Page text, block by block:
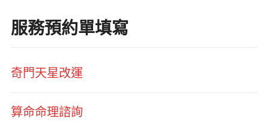
服務預約單填寫
奇門天星改運
算命命理諮詢